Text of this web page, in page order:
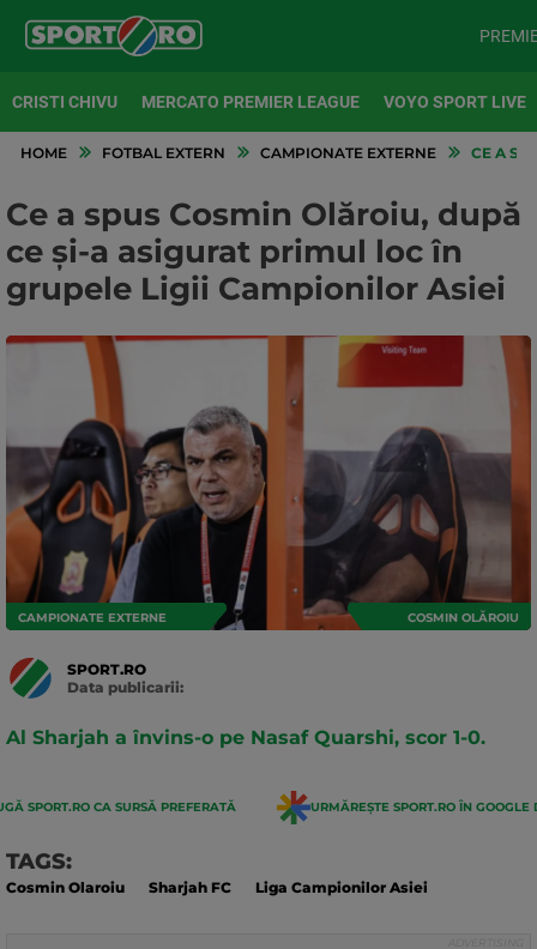
CRISTI CHIVU MERCATO PREMIER LEAGUE VOYO SPORT LIVE
HOME FOTBAL EXTERN CAMPIONATE EXTERNE CE A
Ce a spus Cosmin Olăroiu, după
ce și-a asigurat primul loc în
grupele Ligii Campionilor Asiei
CAMPIONATE EXTERNE COSMIN OLĂROIU
SPORT.RO
Data publicarii:
Al Sharjah a învins-o pe Nasaf Quarshi, scor 1-0.
SPORT.RO CA SURSĂ PREFERATĂ URMĂREȘTE SPORT.RO ÎN GOOGLE
TAGS:
Cosmin Olaroiu Sharjah FC Liga Campionilor Asiei